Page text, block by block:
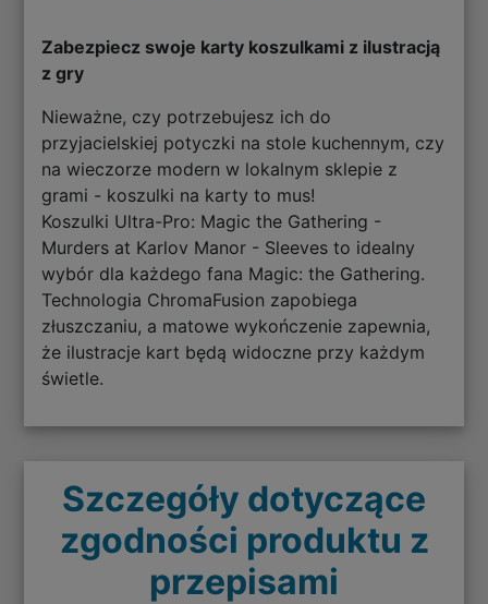
Zabezpiecz swoje karty koszulkami z ilustracją
z gry
Nieważne, czy potrzebujesz ich do
przyjacielskiej potyczki na stole kuchennym, czy
na wieczorze modern w lokalnym sklepie z
grami - koszulki na karty to mus!
Koszulki Ultra-Pro: Magic the Gathering -
Murders at Karlov Manor - Sleeves to idealny
wybór dla każdego fana Magic: the Gathering.
Technologia ChromaFusion zapobiega
złuszczaniu, a matowe wykończenie zapewnia,
że ilustracje kart będą widoczne przy każdym
świetle.
Szczegóły dotyczące
zgodności produktu z
przepisami